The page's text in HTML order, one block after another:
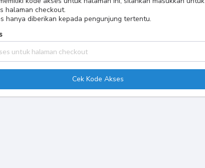
halaman checkout.
hanya diberikan kepada pengunjung tertentu.
Cek Kode Akses